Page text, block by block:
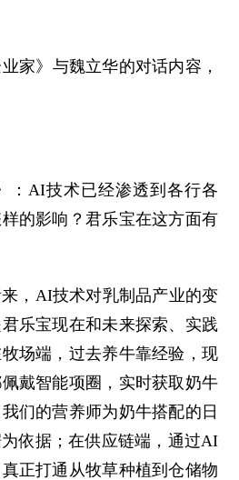
》与魏立华的对话内容，
AI技术已经渗透到各行各
的影响？君乐宝在这方面有
AI技术对乳制品产业的变
乐宝现在和未来探索、实践
场端，过去养牛靠经验，现
戴智能项圈，实时获取奶牛
们的营养师为奶牛搭配的日
依据；在供应链端，通过AI
正打通从牧草种植到仓储物